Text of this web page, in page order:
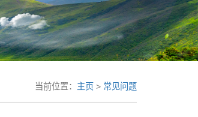
当前位置： 主页 > 常见问题